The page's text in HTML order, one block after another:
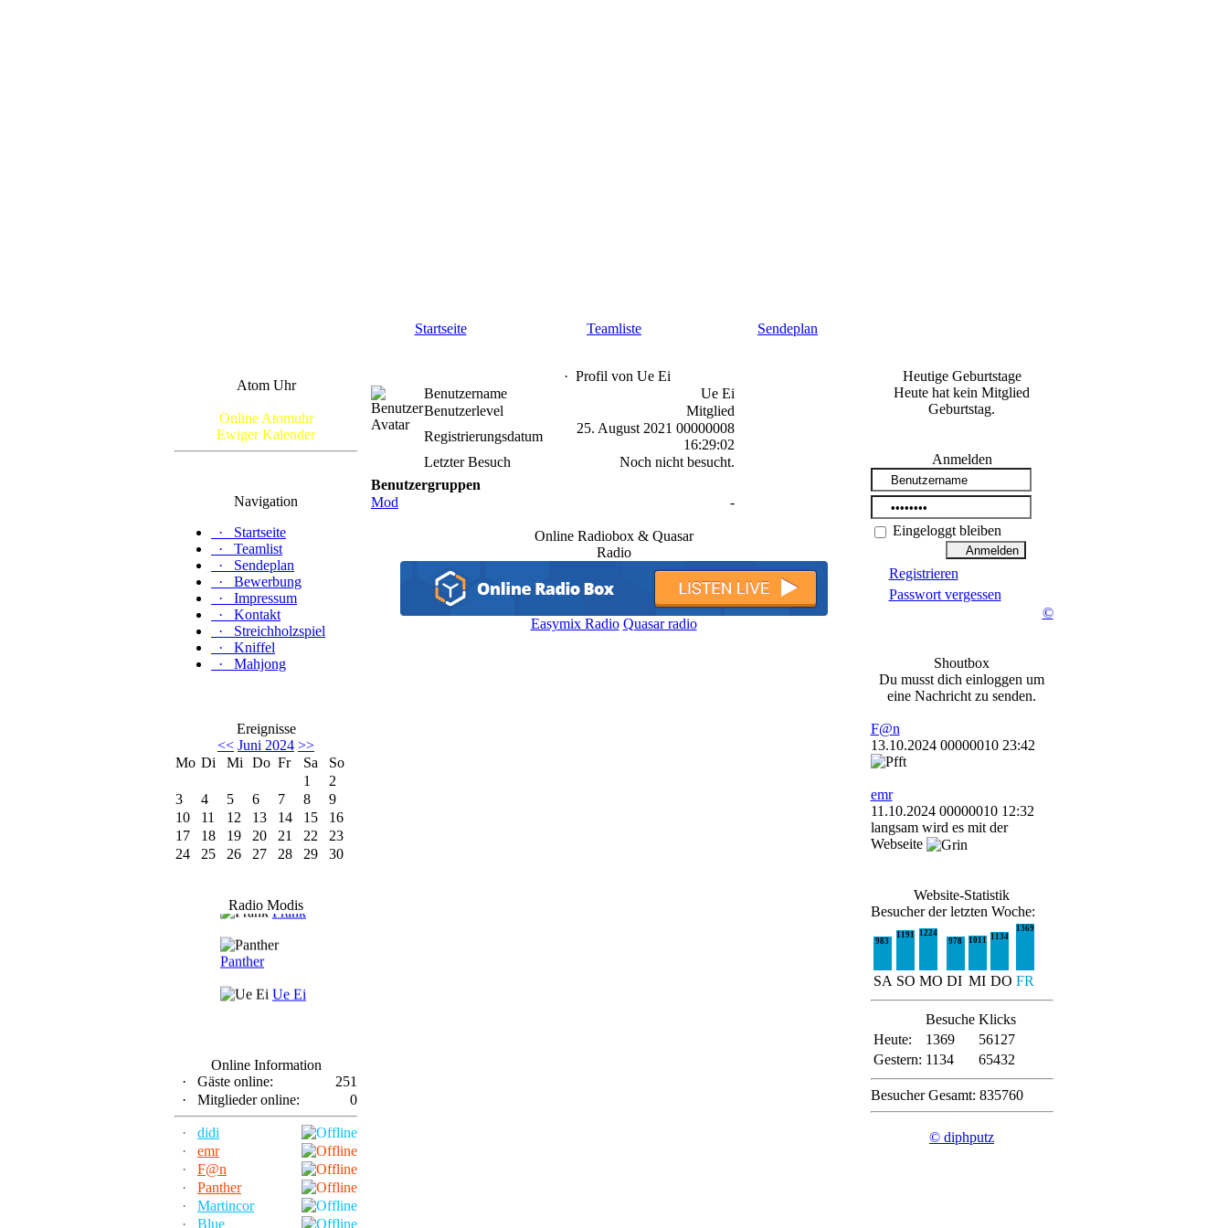
Startseite Teamliste Sendeplan
Atom Uhr
Online Atomuhr
Ewiger Kalender
Navigation
·
Startseite
·
Teamlist
·
Sendeplan
·
Bewerbung
·
Impressum
·
Kontakt
·
Streichholzspiel
·
Kniffel
·
Mahjong
Ereignisse
<< Juni 2024 >>
Mo Di Mi Do Fr Sa
So
1
2
3
4 5 6 7 8
9
10
11 12 13 14 15
16
17
18 19 20 21 22
23
24
25 26 27 28 29 30
Radio Modis
Frank
Panther
Ue Ei
Online Information
·
Gäste online:
251
·
Mitglieder online: 0
·
didi
·
emr
·
F@n
·
Panther
·
Martincor
·
Blue
· Profil von Ue Ei
Benutzername
Ue Ei
Benutzerlevel
Mitglied
Registrierungsdatum
25. August 2021 00000008
16:29:02
Letzter Besuch
Noch nicht besucht.
Benutzergruppen
Mod
-
Online Radiobox & Quasar
Radio
Easymix Radio Quasar radio
Heutige Geburtstage
Heute hat kein Mitglied
Geburtstag.
Anmelden
Eingeloggt bleiben
Registrieren
Passwort vergessen
©
Shoutbox
Du musst dich einloggen um
eine Nachricht zu senden.
F@n
13.10.2024 00000010 23:42
emr
11.10.2024 00000010 12:32
langsam wird es mit der
Webseite
Website-Statistik
Besucher der letzten Woche:
983
1191
1224
978
1011 1134
1369
SA SO MO DI MI DO FR
Besuche Klicks
Heute:
1369
56127
Gestern: 1134 65432
Besucher Gesamt: 835760
© diphputz